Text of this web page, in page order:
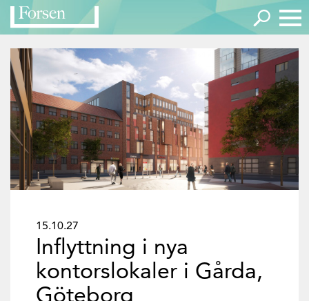
15.10.27
Inflyttning i nya
kontorslokaler i Gårda,
Göteborg